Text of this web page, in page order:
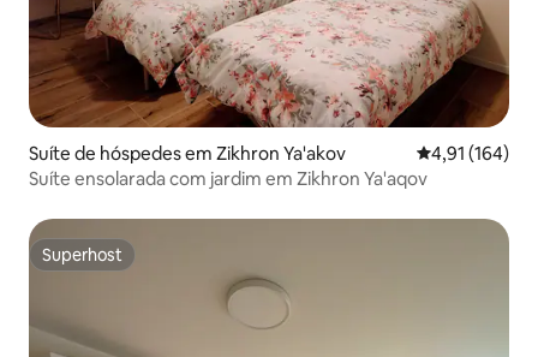
Suíte de hóspedes em Zikhron Ya'akov Classificação
4,91 (164)
Suíte ensolarada com jardim em Zikhron Ya'aqov
Superhost
Superhost